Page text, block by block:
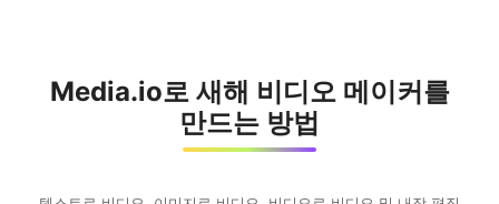
Media.io로 새해 비디오 메이커를
만드는 방법